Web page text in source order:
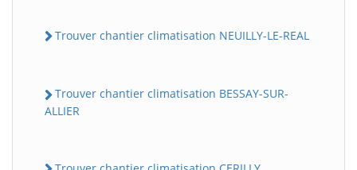
Trouver chantier climatisation NEUILLY-LE-REAL
Trouver chantier climatisation BESSAY-SUR-
ALLIER